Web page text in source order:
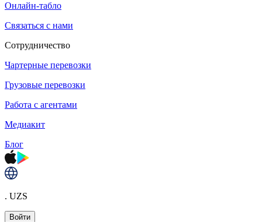
Онлайн-табло
Связаться с нами
Сотрудничество
Чартерные перевозки
Грузовые перевозки
Работа с агентами
Медиакит
Блог
. UZS
Войти